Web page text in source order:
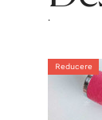
.
Reducere